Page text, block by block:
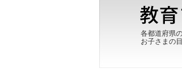
各都道府県
お子さまの